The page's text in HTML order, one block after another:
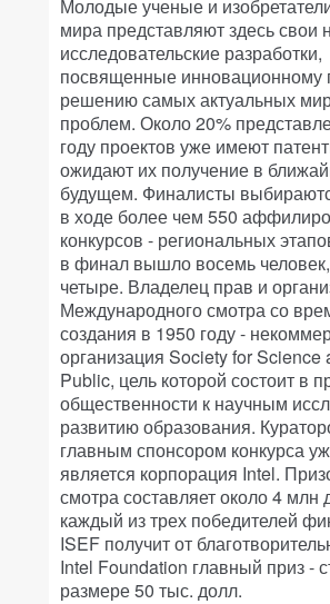
Молодые ученые и
мира представляют здесь свои
исследовательские разработки,
посвященные инновационному
решению самых актуальных
проблем. Около 20%
году проектов уже имеют
ожидают их получение в
будущем. Финалисты
в ходе более чем 550
конкурсов - региональных
в финал вышло восемь
четыре. Владелец прав и
Международного смотра со
создания в 1950 году -
организация Society for Science
Public, цель которой состоит в
общественности к научным
развитию образования.
главным спонсором конкурса
является корпорация Intel.
смотра составляет около 4 млн
каждый из трех победителей
ISEF получит от
Intel Foundation главный приз -
размере 50 тыс. долл.